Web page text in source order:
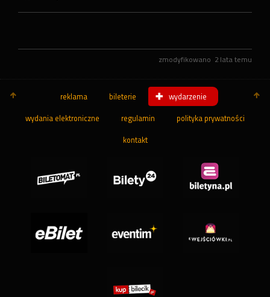
zmodyfikowano 2 lata temu
reklama bileterie wydarzenie
wydania elektroniczne regulamin polityka prywatności
kontakt